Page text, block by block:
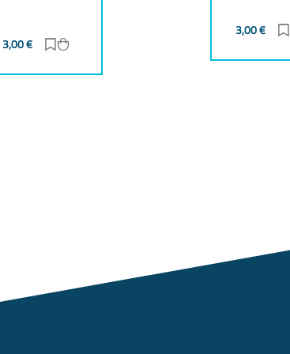
3,00€ Zur Merkliste hinzufügen
3,00€